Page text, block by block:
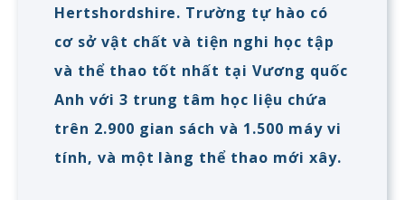
Hertshordshire. Trường tự hào có
cơ sở vật chất và tiện nghi học tập
và thể thao tốt nhất tại Vương quốc
Anh với 3 trung tâm học liệu chứa
trên 2.900 gian sách và 1.500 máy vi
tính, và một làng thể thao mới xây.